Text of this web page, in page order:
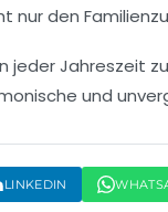
nur den
jeder Jahreszeit
und
LINKEDIN